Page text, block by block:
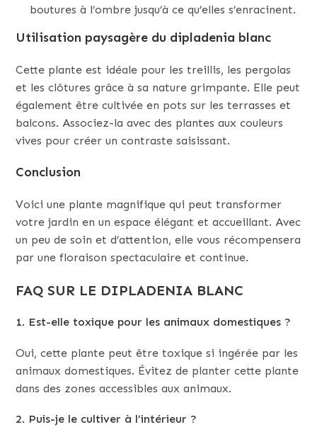
boutures à l’ombre jusqu’à ce qu’elles s’enracinent.
Utilisation paysagère du dipladenia blanc
Cette plante est idéale pour les treillis, les pergolas
et les clôtures grâce à sa nature grimpante. Elle peut
également être cultivée en pots sur les terrasses et
balcons. Associez-la avec des plantes aux couleurs
vives pour créer un contraste saisissant.
Conclusion
Voici une plante magnifique qui peut transformer
votre jardin en un espace élégant et accueillant. Avec
un peu de soin et d’attention, elle vous récompensera
par une floraison spectaculaire et continue.
FAQ SUR LE DIPLADENIA BLANC
1. Est-elle toxique pour les animaux domestiques ?
Oui, cette plante peut être toxique si ingérée par les
animaux domestiques. Évitez de planter cette plante
dans des zones accessibles aux animaux.
2. Puis-je le cultiver à l’intérieur ?